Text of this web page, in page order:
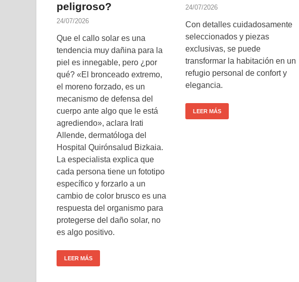
peligroso?
24/07/2026
Que el callo solar es una
tendencia muy dañina para la
piel es innegable, pero ¿por
qué? «El bronceado extremo,
el moreno forzado, es un
mecanismo de defensa del
cuerpo ante algo que le está
agrediendo», aclara Irati
Allende, dermatóloga del
Hospital Quirónsalud Bizkaia.
La especialista explica que
cada persona tiene un fototipo
específico y forzarlo a un
cambio de color brusco es una
respuesta del organismo para
protegerse del daño solar, no
es algo positivo.
LEER MÁS
24/07/2026
Con detalles cuidadosamente
seleccionados y piezas
exclusivas, se puede
transformar la habitación en un
refugio personal de confort y
elegancia.
LEER MÁS